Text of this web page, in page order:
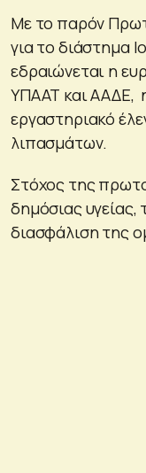
Με το παρόν
για το διάστημα
εδραιώνεται η
ΥΠΑΑΤ και ΑΑΔΕ,
εργαστηριακό
λιπασμάτων.
Στόχος της
δημόσιας
διασφάλιση της